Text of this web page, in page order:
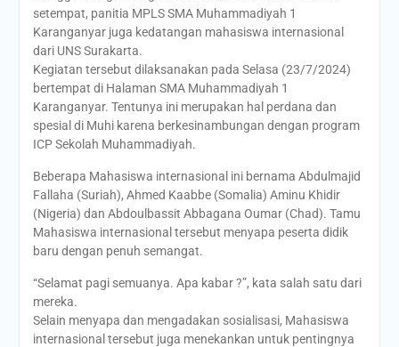
setempat, panitia MPLS SMA Muhammadiyah 1
Karanganyar juga kedatangan mahasiswa internasional
dari UNS Surakarta.
Kegiatan tersebut dilaksanakan pada Selasa (23/7/2024)
bertempat di Halaman SMA Muhammadiyah 1
Karanganyar. Tentunya ini merupakan hal perdana dan
spesial di Muhi karena berkesinambungan dengan program
ICP Sekolah Muhammadiyah.
Beberapa Mahasiswa internasional ini bernama Abdulmajid
Fallaha (Suriah), Ahmed Kaabbe (Somalia) Aminu Khidir
(Nigeria) dan Abdoulbassit Abbagana Oumar (Chad). Tamu
Mahasiswa internasional tersebut menyapa peserta didik
baru dengan penuh semangat.
“Selamat pagi semuanya. Apa kabar ?”, kata salah satu dari
mereka.
Selain menyapa dan mengadakan sosialisasi, Mahasiswa
internasional tersebut juga menekankan untuk pentingnya